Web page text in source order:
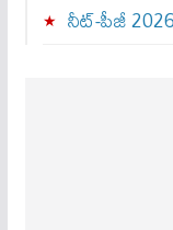
నీట్-పీజీ 2026